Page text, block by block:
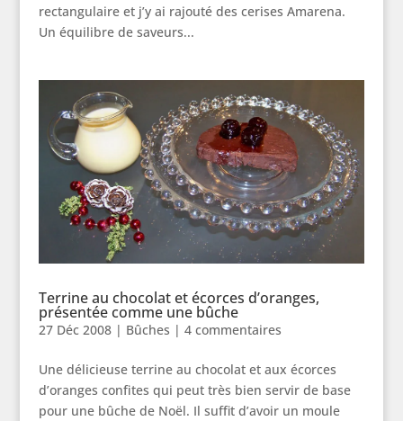
rectangulaire et j’y ai rajouté des cerises Amarena.
Un équilibre de saveurs...
Terrine au chocolat et écorces d’oranges,
présentée comme une bûche
27 Déc 2008| Bûches | 4 commentaires
Une délicieuse terrine au chocolat et aux écorces
d’oranges confites qui peut très bien servir de base
pour une bûche de Noël. Il suffit d’avoir un moule